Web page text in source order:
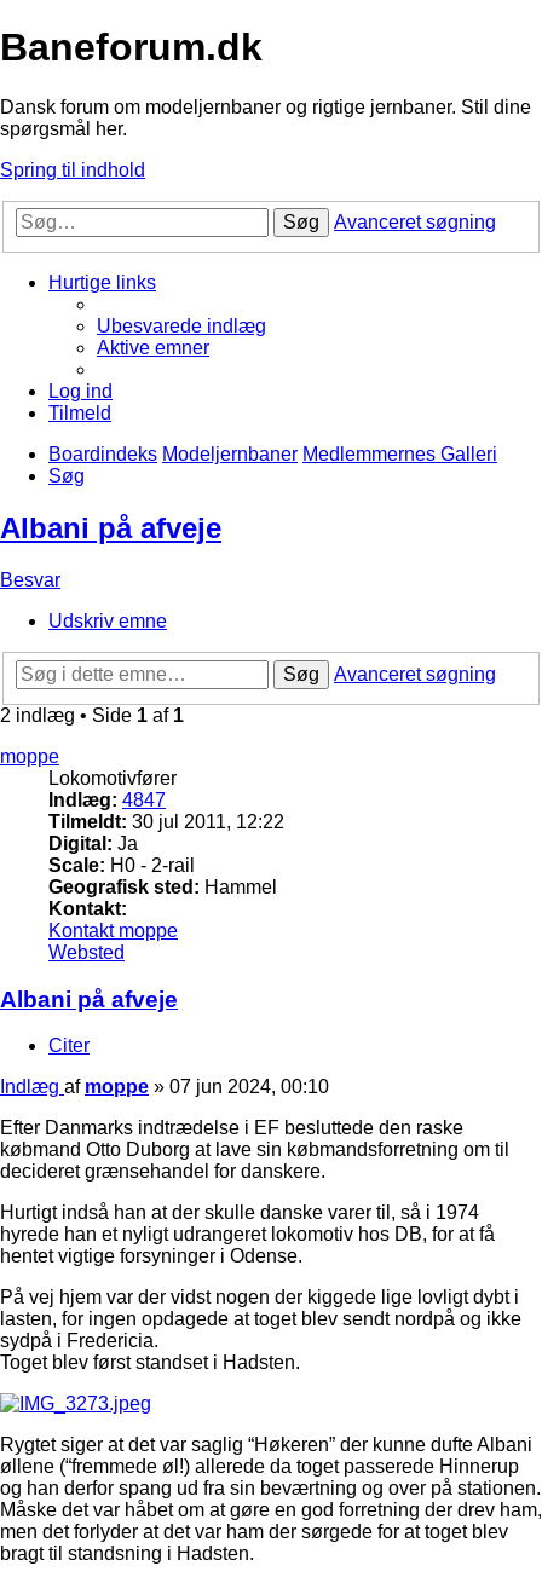
Baneforum.dk
Dansk forum om modeljernbaner og rigtige jernbaner. Stil dine
spørgsmål her.
Spring til indhold
Søg Avanceret søgning
Hurtige links
Ubesvarede indlæg
Aktive emner
Log ind
Tilmeld
Boardindeks Modeljernbaner Medlemmernes Galleri
Søg
Albani på afveje
Besvar
Udskriv emne
Søg
Avanceret søgning
2 indlæg • Side 1 af 1
moppe
Lokomotivfører
Indlæg: 4847
Tilmeldt: 30 jul 2011, 12:22
Digital: Ja
Scale: H0 - 2-rail
Geografisk sted: Hammel
Kontakt:
Kontakt moppe
Websted
Albani på afveje
Citer
Indlæg af moppe » 07 jun 2024, 00:10
Efter Danmarks indtrædelse i EF besluttede den raske
købmand Otto Duborg at lave sin købmandsforretning om til
decideret grænsehandel for danskere.
Hurtigt indså han at der skulle danske varer til, så i 1974
hyrede han et nyligt udrangeret lokomotiv hos DB, for at få
hentet vigtige forsyninger i Odense.
På vej hjem var der vidst nogen der kiggede lige lovligt dybt i
lasten, for ingen opdagede at toget blev sendt nordpå og ikke
sydpå i Fredericia.
Toget blev først standset i Hadsten.
Rygtet siger at det var saglig “Høkeren” der kunne dufte Albani
øllene (“fremmede øl!) allerede da toget passerede Hinnerup
og han derfor spang ud fra sin beværtning og over på stationen.
Måske det var håbet om at gøre en god forretning der drev ham,
men det forlyder at det var ham der sørgede for at toget blev
bragt til standsning i Hadsten.